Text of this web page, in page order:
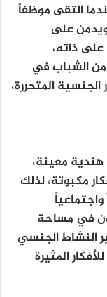
التقى موظفاً
على
ذاته،
من الشباب في
المتحررة،
معينة،
مكبوتة، لذلك
في مساحة
النشاط الجنسي
المثيرة